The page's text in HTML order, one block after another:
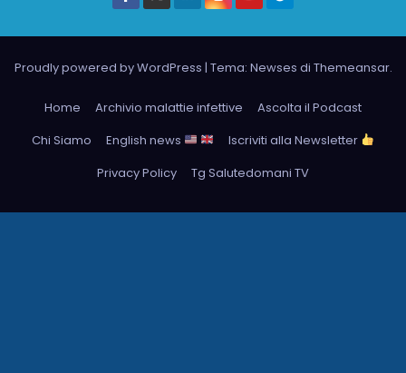
Proudly powered by WordPress | Tema: Newses di Themeansar.
Home Archivio malattie infettive
Ascolta il Podcast
Chi Siamo
English news
Iscriviti alla Newsletter
Privacy Policy
Tg Salutedomani TV